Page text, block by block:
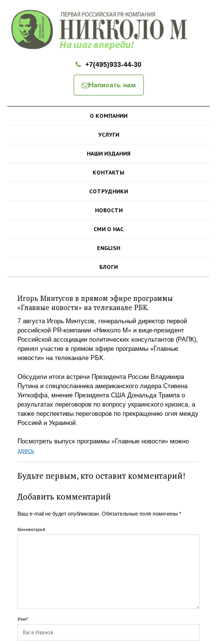
+7(495)933-44-30
Написать нам
О КОМПАНИИ
УСЛУГИ
НАШИ ИЗДАНИЯ
КОНТАКТЫ
СОТРУДНИКИ
НОВОСТИ
СМИ О НАС
ENGLISH
БЛОГИ
Игорь Минтусов в прямом эфире программы
«Главные новости» на телеканале РБК.
7 августа Игорь Минтусов, генеральный директор первой
российской PR-компании «Никколо М» и вице-президент
Российской ассоциации политических консультантов (РАПК),
принял участие в прямом эфире программы «Главные
новости» на телеканале РБК.
Обсудили итоги встречи Президента России Владимира
Путина и спецпосланника американского лидера Стивена
Уиткоффа, мнение Президента США Дональда Трампа о
результатах переговоров по вопросу украинского кризиса, а
также перспективы переговоров по прекращению огня между
Россией и Украиной.
Посмотреть выпуск программы «Главные новости» можно
здесь
Будьте первым, кто оставит комментарий!
Добавить комментарий
Ваш e-mail не будет опубликован. Обязательные поля помечены *
Комментарий
Имя*